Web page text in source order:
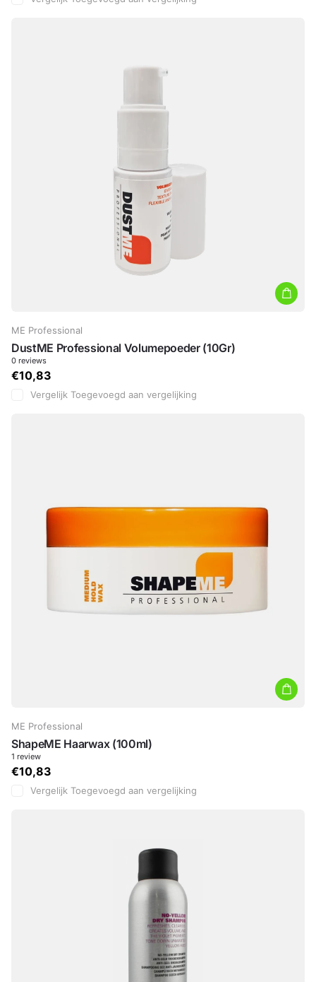
ME Professional
DustME Professional Volumepoeder (10Gr)
0 reviews
€10,83
Vergelijk Toegevoegd aan vergelijking
ME Professional
ShapeME Haarwax (100ml)
1 review
€10,83
Vergelijk Toegevoegd aan vergelijking